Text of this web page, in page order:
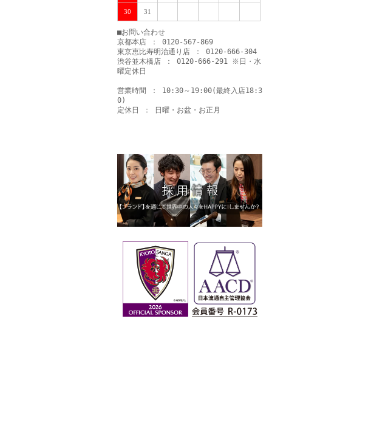
30 31
■お問い合わせ
京都本店 ： 0120-567-869
東京恵比寿明治通り店 ： 0120-666-304
渋谷並木橋店 ： 0120-666-291 ※日・水
曜定休日
営業時間 ： 10:30～19:00(最終入店18:3
0)
定休日 ： 日曜・お盆・お正月